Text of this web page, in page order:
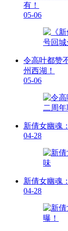
有！
05-06
令高叶都赞
州西湖！
05-06
新倩女幽魂
04-28
新倩女幽魂
04-28